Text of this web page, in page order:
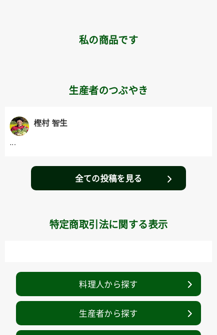
料理人から探す
生産者から探す
私の商品です
生産者のつぶやき
樫村 智生
全ての投稿を見る
特定商取引法に関する表示